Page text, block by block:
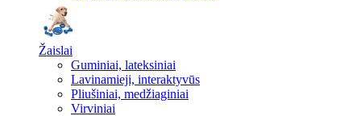
Žaislai
Guminiai, lateksiniai
Lavinamieji, interaktyvūs
Pliušiniai, medžiaginiai
Virviniai